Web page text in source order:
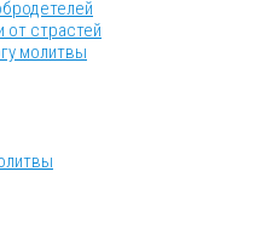
от страстей
молитвы